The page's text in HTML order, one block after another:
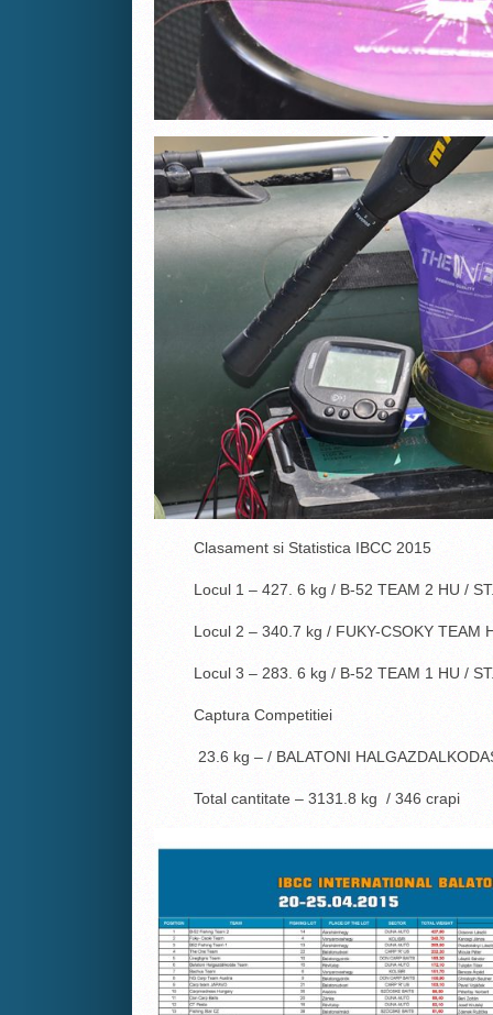
Clasament si Statistica IBCC 2015
Locul 1 – 427. 6 kg / B-52 TEAM 2 HU / ST.
Locul 2 – 340.7 kg / FUKY-CSOKY TEAM
Locul 3 – 283. 6 kg / B-52 TEAM 1 HU /
Captura Competitiei
23.6 kg – / BALATONI
Total cantitate – 3131.8 kg / 346 crapi